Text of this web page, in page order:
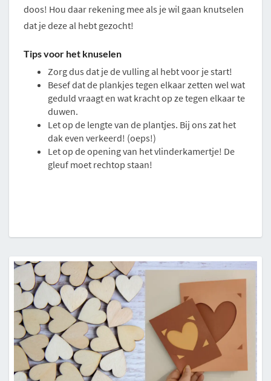
doos! Hou daar rekening mee als je wil gaan knutselen
dat je deze al hebt gezocht!
Tips voor het knuselen
Zorg dus dat je de vulling al hebt voor je start!
Besef dat de plankjes tegen elkaar zetten wel wat
geduld vraagt en wat kracht op ze tegen elkaar te
duwen.
Let op de lengte van de plantjes. Bij ons zat het
dak even verkeerd! (oeps!)
Let op de opening van het vlinderkamertje! De
gleuf moet rechtop staan!